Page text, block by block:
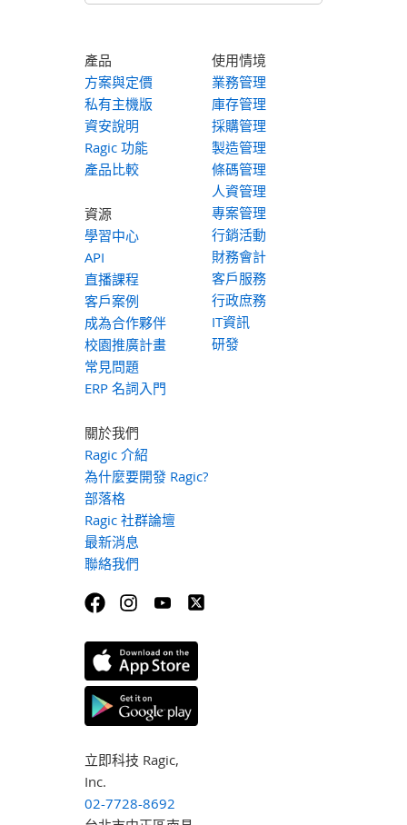
產品
方案與定價
私有主機版
資安說明
Ragic 功能
產品比較
資源
學習中心
API
直播課程
客戶案例
成為合作夥伴
校園推廣計畫
常見問題
ERP 名詞入門
使用情境
業務管理
庫存管理
採購管理
製造管理
條碼管理
人資管理
專案管理
行銷活動
財務會計
客戶服務
行政庶務
IT資訊
研發
關於我們
Ragic 介紹
為什麼要開發 Ragic?
部落格
Ragic 社群論壇
最新消息
聯絡我們
立即科技 Ragic,
Inc.
02-7728-8692